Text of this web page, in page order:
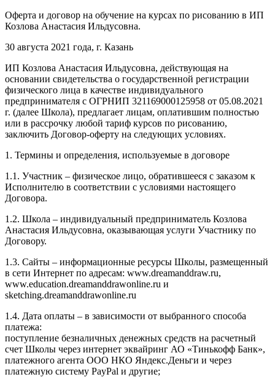
Оферта и договор на обучение на курсах по рисованию в ИП
Козлова Анастасия Ильдусовна.
30 августа 2021 года, г. Казань
ИП Козлова Анастасия Ильдусовна, действующая на
основании свидетельства о государственной регистрации
физического лица в качестве индивидуального
предпринимателя с ОГРНИП 321169000125958 от 05.08.2021
г. (далее Школа), предлагает лицам, оплатившим полностью
или в рассрочку любой тариф курсов по рисованию,
заключить Договор-оферту на следующих условиях.
1. Термины и определения, используемые в договоре
1.1. Участник – физическое лицо, обратившееся с заказом к
Исполнителю в соответствии с условиями настоящего
Договора.
1.2. Школа – индивидуальный предприниматель Козлова
Анастасия Ильдусовна, оказывающая услуги Участнику по
Договору.
1.3. Сайты – информационные ресурсы Школы, размещенный
в сети Интернет по адресам: www.dreamanddraw.ru,
www.education.dreamanddrawonline.ru и
sketching.dreamanddrawonline.ru
1.4. Дата оплаты – в зависимости от выбранного способа
платежа:
поступление безналичных денежных средств на расчетный
счет Школы через интернет эквайринг АО «Тинькофф Банк»,
платежного агента ООО НКО Яндекс.Деньги и через
платежную систему PayPal и другие;